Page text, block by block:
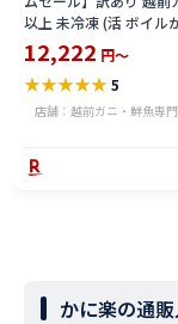
以上 未冷凍 (活 ボイル
る) 福井県産 国産 産地
れ 訳ありカニ 越前がに
ニ 越前 かに 送料無料
12,222 円～
★★★★★5
店舗：越前ガニ・鮮魚専
かに楽の通